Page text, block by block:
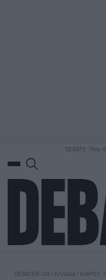
DEBATE: Πότε
DEBATER.GR / ΕΛΛΑΔΑ/ ΚΑΙΡΌΣ: